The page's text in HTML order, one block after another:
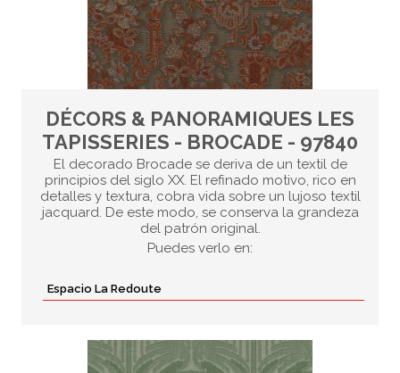
DÉCORS & PANORAMIQUES LES
TAPISSERIES - BROCADE - 97840
El decorado Brocade se deriva de un textil de
principios del siglo XX. El refinado motivo, rico en
detalles y textura, cobra vida sobre un lujoso textil
jacquard. De este modo, se conserva la grandeza
del patrón original.
Puedes verlo en:
Espacio La Redoute